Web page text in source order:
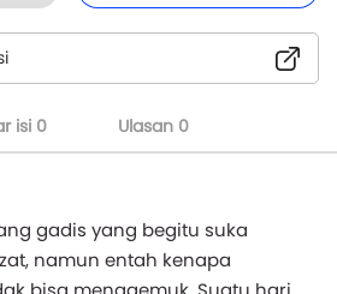
isi 0 Ulasan 0
gadis yang begitu suka
namun entah kenapa